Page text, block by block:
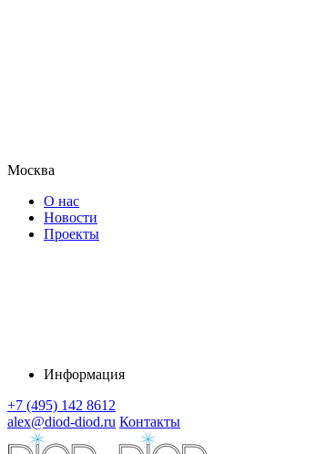
Москва
О нас
Новости
Проекты
Информация
+7 (495) 142 8612
alex@diod-diod.ru Контакты